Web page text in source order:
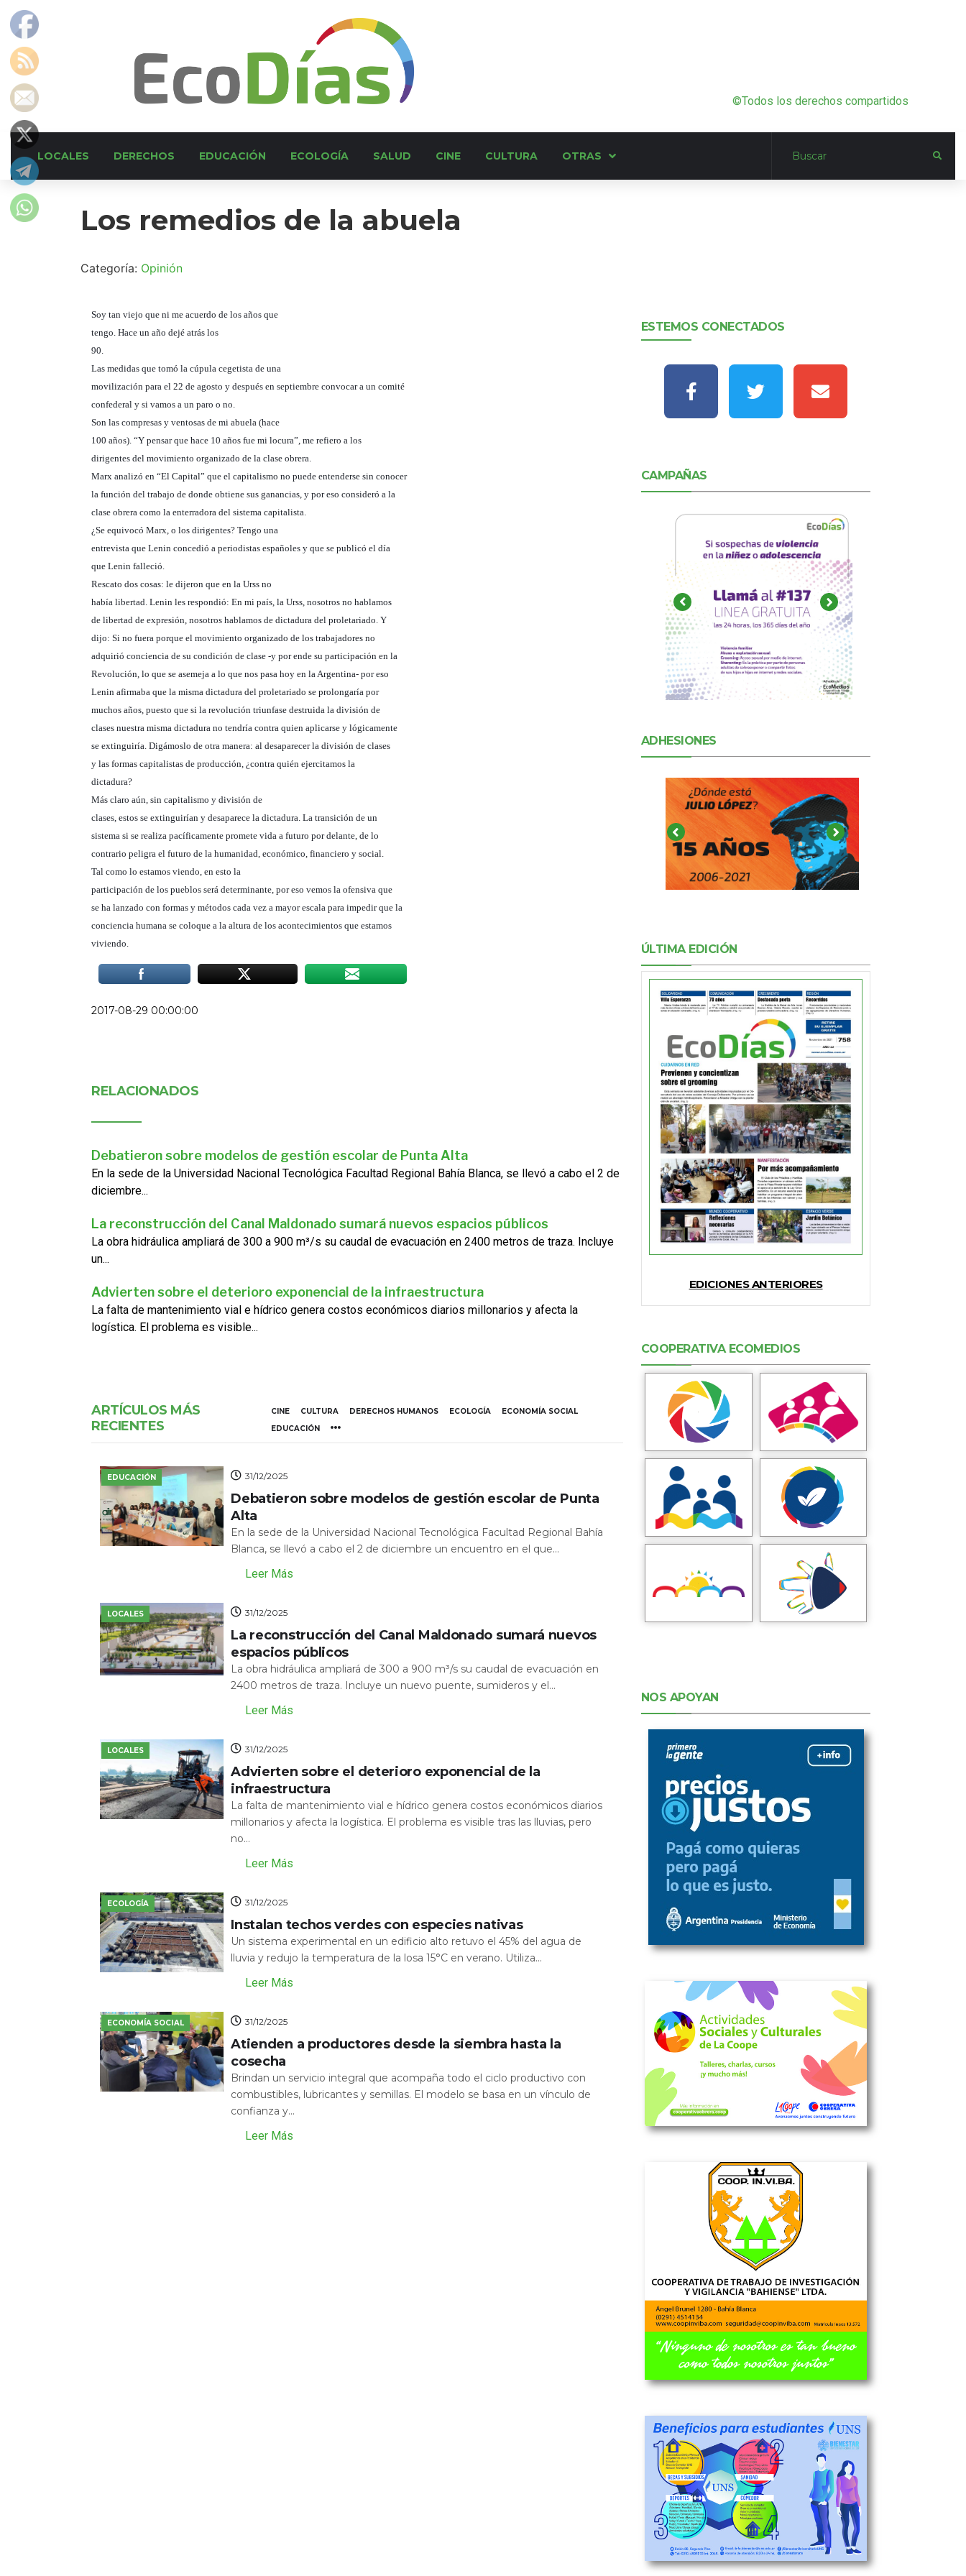
©Todos los derechos compartidos
LOCALES DERECHOS EDUCACIÓN ECOLOGÍA SALUD CINE CULTURA OTRAS
Los remedios de la abuela
Categoría: Opinión
Soy tan viejo que ni me acuerdo de los años que
tengo. Hace un año dejé atrás los
90.
Las medidas que tomó la cúpula cegetista de una
movilización para el 22 de agosto y después en septiembre convocar a un comité
confederal y si vamos a un paro o no.
Son las compresas y ventosas de mi abuela (hace
100 años). “Y pensar que hace 10 años fue mi locura”, me refiero a los
dirigentes del movimiento organizado de la clase obrera.
Marx analizó en “El Capital” que el capitalismo no puede entenderse sin conocer
la función del trabajo de donde obtiene sus ganancias, y por eso consideró a la
clase obrera como la enterradora del sistema capitalista.
¿Se equivocó Marx, o los dirigentes? Tengo una
entrevista que Lenin concedió a periodistas españoles y que se publicó el día
que Lenin falleció.
Rescato dos cosas: le dijeron que en la Urss no
había libertad. Lenin les respondió: En mi país, la Urss, nosotros no hablamos
de libertad de expresión, nosotros hablamos de dictadura del proletariado. Y
dijo: Si no fuera porque el movimiento organizado de los trabajadores no
adquirió conciencia de su condición de clase -y por ende su participación en la
Revolución, lo que se asemeja a lo que nos pasa hoy en la Argentina- por eso
Lenin afirmaba que la misma dictadura del proletariado se prolongaría por
muchos años, puesto que si la revolución triunfase destruida la división de
clases nuestra misma dictadura no tendría contra quien aplicarse y lógicamente
se extinguiría. Digámoslo de otra manera: al desaparecer la división de clases
y las formas capitalistas de producción, ¿contra quién ejercitamos la
dictadura?
Más claro aún, sin capitalismo y división de
clases, estos se extinguirían y desaparece la dictadura. La transición de un
sistema si se realiza pacíficamente promete vida a futuro por delante, de lo
contrario peligra el futuro de la humanidad, económico, financiero y social.
Tal como lo estamos viendo, en esto la
participación de los pueblos será determinante, por eso vemos la ofensiva que
se ha lanzado con formas y métodos cada vez a mayor escala para impedir que la
conciencia humana se coloque a la altura de los acontecimientos que estamos
viviendo.
2017-08-29 00:00:00
RELACIONADOS
Debatieron sobre modelos de gestión escolar de Punta Alta
En la sede de la Universidad Nacional Tecnológica Facultad Regional Bahía Blanca, se llevó a cabo el 2 de
diciembre...
La reconstrucción del Canal Maldonado sumará nuevos espacios públicos
La obra hidráulica ampliará de 300 a 900 m³/s su caudal de evacuación en 2400 metros de traza. Incluye
un...
Advierten sobre el deterioro exponencial de la infraestructura
La falta de mantenimiento vial e hídrico genera costos económicos diarios millonarios y afecta la
logística. El problema es visible...
ARTÍCULOS MÁS
RECIENTES
CINE CULTURA DERECHOS HUMANOS ECOLOGÍA
ECONOMÍA SOCIAL
EDUCACIÓN
EDUCACIÓN 31/12/2025
Debatieron sobre modelos de gestión escolar de Punta
Alta
En la sede de la Universidad Nacional Tecnológica Facultad Regional Bahía
Blanca, se llevó a cabo el 2 de diciembre un encuentro en el que...
Leer Más
LOCALES 31/12/2025
La reconstrucción del Canal Maldonado sumará nuevos
espacios públicos
La obra hidráulica ampliará de 300 a 900 m³/s su caudal de evacuación en
2400 metros de traza. Incluye un nuevo puente, sumideros y el...
Leer Más
LOCALES 31/12/2025
Advierten sobre el deterioro exponencial de la
infraestructura
La falta de mantenimiento vial e hídrico genera costos económicos diarios
millonarios y afecta la logística. El problema es visible tras las lluvias, pero
no...
Leer Más
ECOLOGÍA 31/12/2025
Instalan techos verdes con especies nativas
Un sistema experimental en un edificio alto retuvo el 45% del agua de
lluvia y redujo la temperatura de la losa 15°C en verano. Utiliza...
Leer Más
ECONOMÍA SOCIAL 31/12/2025
Atienden a productores desde la siembra hasta la
cosecha
Brindan un servicio integral que acompaña todo el ciclo productivo con
combustibles, lubricantes y semillas. El modelo se basa en un vínculo de
confianza y...
Leer Más
ESTEMOS CONECTADOS
CAMPAÑAS
ADHESIONES
ÚLTIMA EDICIÓN
EDICIONES ANTERIORES
COOPERATIVA ECOMEDIOS
NOS APOYAN